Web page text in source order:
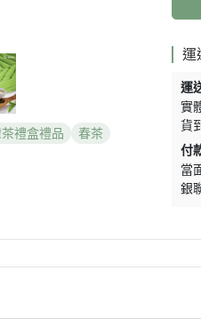
禮盒禮品
春茶
運
運
實
貨
付
當
銀